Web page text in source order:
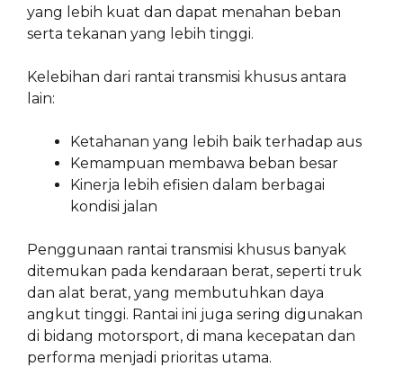
yang lebih kuat dan dapat menahan beban
serta tekanan yang lebih tinggi.
Kelebihan dari rantai transmisi khusus antara
lain:
Ketahanan yang lebih baik terhadap aus
Kemampuan membawa beban besar
Kinerja lebih efisien dalam berbagai
kondisi jalan
Penggunaan rantai transmisi khusus banyak
ditemukan pada kendaraan berat, seperti truk
dan alat berat, yang membutuhkan daya
angkut tinggi. Rantai ini juga sering digunakan
di bidang motorsport, di mana kecepatan dan
performa menjadi prioritas utama.